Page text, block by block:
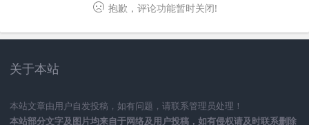
抱歉，评论功能暂时关闭!
关于本站
本站文章由用户自发投稿，如有问题，请联系管理员处理！
本站部分文字及图片均来自于网络及用户投稿，如有侵权请及时联系删除